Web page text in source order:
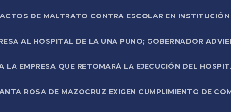
DE MALTRATO CONTRA ESCOLAR EN
AL HOSPITAL DE LA UNA PUNO; GOBERNADOR
LA EMPRESA QUE RETOMARÁ LA EJECUCIÓN DEL
ROSA DE MAZOCRUZ EXIGEN CUMPLIMIENTO DE